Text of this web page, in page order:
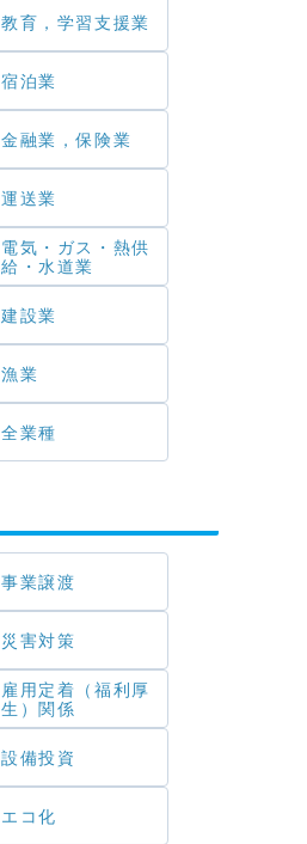
教育，学習支援業
宿泊業
金融業，保険業
運送業
電気・ガス・熱供
給・水道業
建設業
漁業
全業種
事業譲渡
災害対策
雇用定着（福利厚
生）関係
設備投資
エコ化